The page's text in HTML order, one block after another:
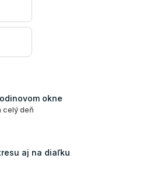
okne
celý deň
aj na diaľku